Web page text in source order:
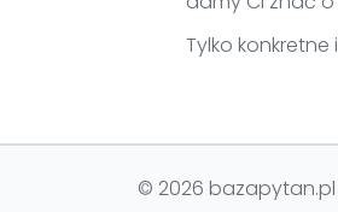
Tylko
© 2026 bazapytan.pl